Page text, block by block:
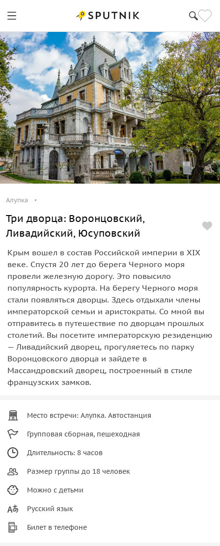
Алупка
Три дворца: Воронцовский,
Ливадийский, Юсуповский
Крым вошел в состав Российской империи в XIX
веке. Спустя 20 лет до берега Черного моря
провели железную дорогу. Это повысило
популярность курорта. На берегу Черного моря
стали появляться дворцы. Здесь отдыхали члены
императорской семьи и аристократы. Со мной вы
отправитесь в путешествие по дворцам прошлых
столетий. Вы посетите императорскую резиденцию
— Ливадийский дворец, прогуляетесь по парку
Воронцовского дворца и зайдете в
Массандровский дворец, построенный в стиле
французских замков.
Место встречи: Алупка. Автостанция
Групповая сборная, пешеходная
Длительность: 8 часов
Размер группы до 18 человек
Можно с детьми
Русский язык
Билет в телефоне